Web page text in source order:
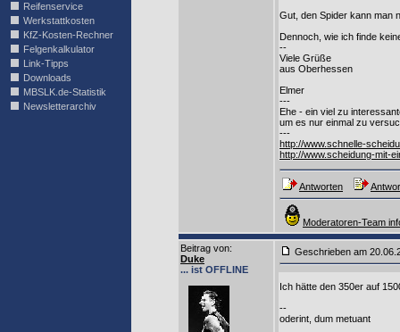
Reifenservice
Werkstattkosten
KfZ-Kosten-Rechner
Felgenkalkulator
Link-Tipps
Downloads
MBSLK.de-Statistik
Newsletterarchiv
Gut, den Spider kann man
Dennoch, wie ich finde
--
Viele Grüße
aus Oberhessen
Elmer
---
Ehe - ein viel zu
um es nur einmal zu
---
http://www.schnelle-
http://www.scheidung-mit-
Antworten
Moderatoren-Team
Beitrag von:
Duke
... ist OFFLINE
Geschrieben am
Ich hätte den 350er auf
--
oderint, dum metuant